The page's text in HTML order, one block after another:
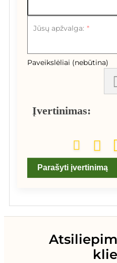
Jūsų apžvalga:
Paveikslėliai (nebūtina)
Įvertinimas:
Parašyti įvertinimą